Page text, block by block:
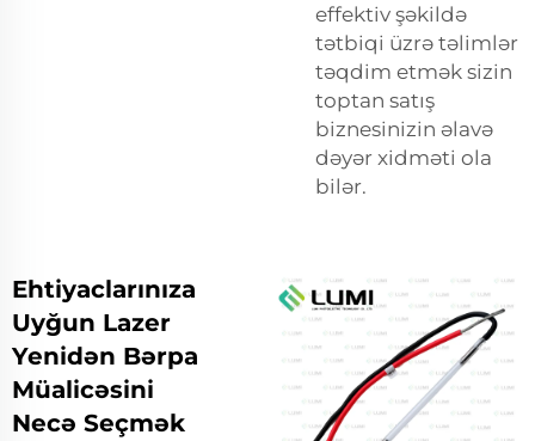
effektiv şəkildə
tətbiqi üzrə təlimlər
təqdim etmək sizin
toptan satış
biznesinizin əlavə
dəyər xidməti ola
bilər.
Ehtiyaclarınıza
Uyğun Lazer
Yenidən Bərpa
Müalicəsini
Necə Seçmək